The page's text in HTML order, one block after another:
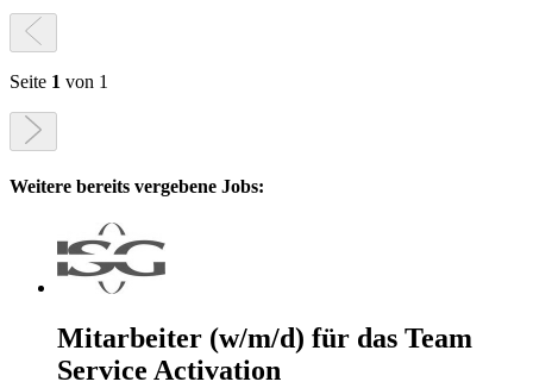
Seite 1 von 1
Weitere bereits vergebene Jobs:
Mitarbeiter (w/m/d) für das Team
Service Activation